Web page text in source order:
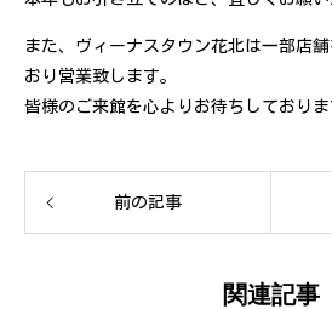
また、ヴィーナスタウン花北は一部店
おり営業致します。
皆様のご来館を心よりお待ちしておりま
前の記事
関連記事